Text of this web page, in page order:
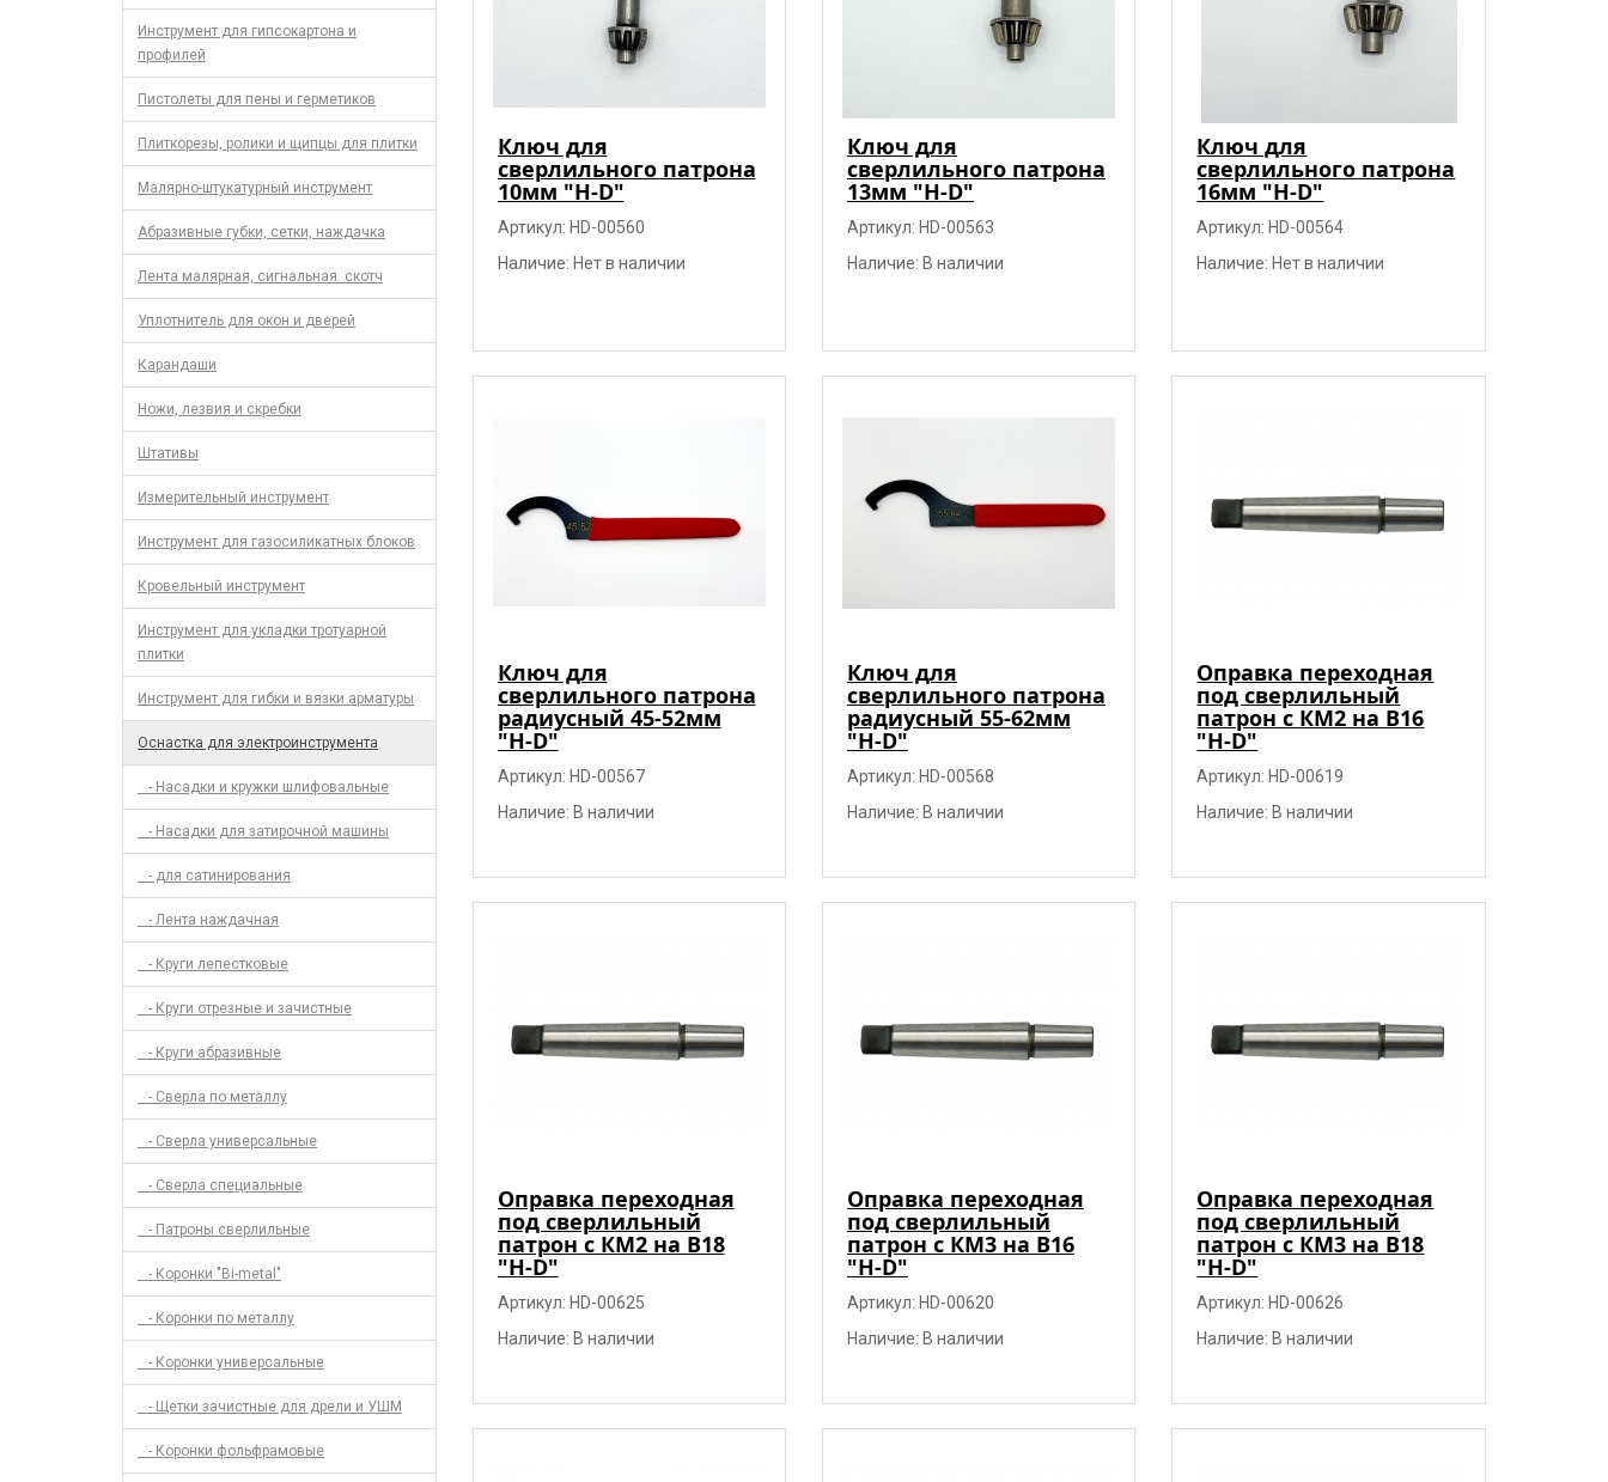
Инструмент для гипсокартона и
профилей
Пистолеты для пены и герметиков
Плиткорезы, ролики и щипцы для плитки
Малярно-штукатурный инструмент
Абразивные губки, сетки, наждачка
Лента малярная, сигнальная. скотч
Уплотнитель для окон и дверей
Карандаши
Ножи, лезвия и скребки
Штативы
Измерительный инструмент
Инструмент для газосиликатных блоков
Кровельный инструмент
Инструмент для укладки тротуарной
плитки
Инструмент для гибки и вязки арматуры
Оснастка для электроинструмента
- Насадки и кружки шлифовальные
- Насадки для затирочной машины
- для сатинирования
- Лента наждачная
- Круги лепестковые
- Круги отрезные и зачистные
- Круги абразивные
- Сверла по металлу
- Сверла универсальные
- Сверла специальные
- Патроны сверлильные
- Коронки "Bi-metal"
- Коронки по металлу
- Коронки универсальные
- Щетки зачистные для дрели и УШМ
- Коронки фольфрамовые
Ключ для
сверлильного патрона
10мм "H-D"
Артикул: HD-00560
Наличие: Нет в наличии
Ключ для
сверлильного патрона
13мм "H-D"
Артикул: HD-00563
Наличие: В наличии
Ключ для
сверлильного патрона
16мм "H-D"
Артикул: HD-00564
Наличие: Нет в наличии
Ключ для
сверлильного патрона
радиусный 45-52мм
"H-D"
Артикул: HD-00567
Наличие: В наличии
Ключ для
сверлильного патрона
радиусный 55-62мм
"H-D"
Артикул: HD-00568
Наличие: В наличии
Оправка переходная
под сверлильный
патрон с КМ2 на В16
"H-D"
Артикул: HD-00619
Наличие: В наличии
Оправка переходная
под сверлильный
патрон с КМ2 на В18
"H-D"
Артикул: HD-00625
Наличие: В наличии
Оправка переходная
под сверлильный
патрон с КМ3 на В16
"H-D"
Артикул: HD-00620
Наличие: В наличии
Оправка переходная
под сверлильный
патрон с КМ3 на В18
"H-D"
Артикул: HD-00626
Наличие: В наличии